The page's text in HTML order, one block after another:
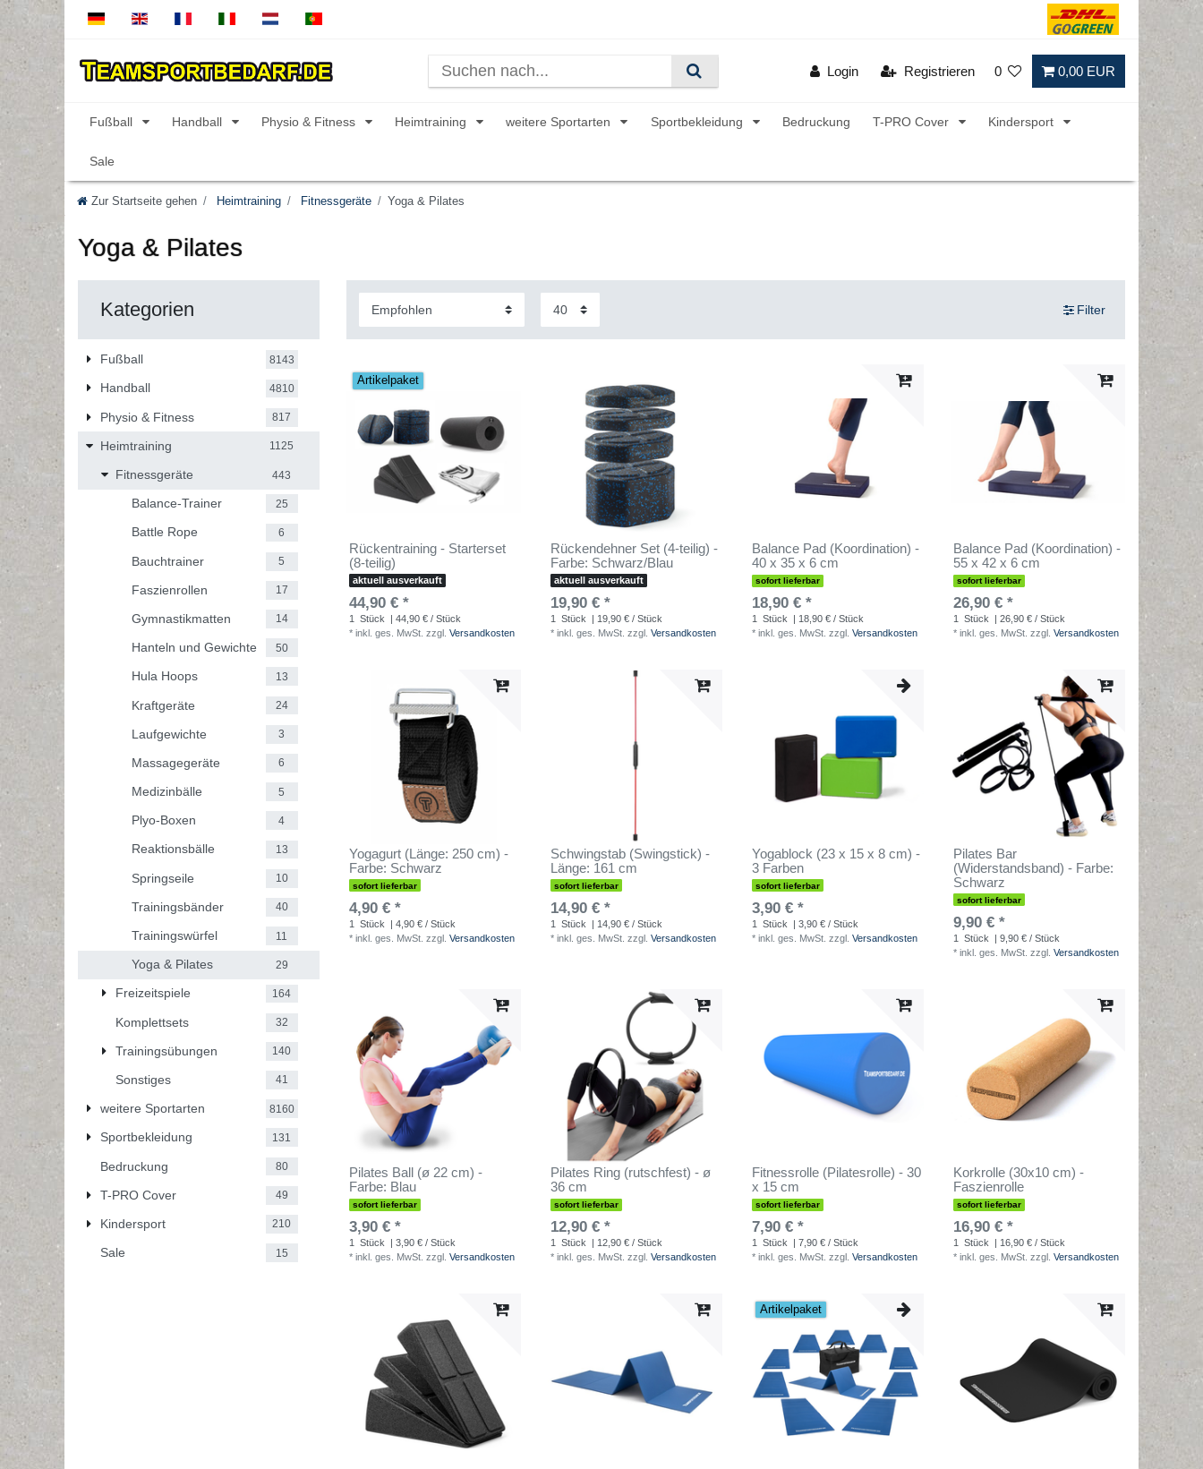
Login Registrieren 0 0,00 EUR
Fußball Handball Physio & Fitness Heimtraining weitere Sportarten Sportbekleidung Bedruckung T-PRO Cover Kindersport
Sale
Zur Startseite gehen Heimtraining Fitnessgeräte Yoga & Pilates
Yoga & Pilates
Kategorien
Fußball 8143
Handball 4810
Physio & Fitness 817
Heimtraining 1125
Fitnessgeräte 443
Balance-Trainer 25
Battle Rope 6
Bauchtrainer 5
Faszienrollen 17
Gymnastikmatten 14
Hanteln und Gewichte 50
Hula Hoops 13
Kraftgeräte 24
Laufgewichte 3
Massagegeräte 6
Medizinbälle 5
Plyo-Boxen 4
Reaktionsbälle 13
Springseile 10
Trainingsbänder 40
Trainingswürfel 11
Yoga & Pilates 29
Freizeitspiele 164
Komplettsets 32
Trainingsübungen 140
Sonstiges 41
weitere Sportarten 8160
Sportbekleidung 131
Bedruckung 80
T-PRO Cover 49
Kindersport 210
Sale 15
Filter
Artikelpaket
Rückentraining - Starterset
(8-teilig)
aktuell ausverkauft
44,90 € *
1 Stück
| 44,90 € / Stück
* inkl. ges. MwSt. zzgl. Versandkosten
Rückendehner Set (4-teilig) -
Farbe: Schwarz/Blau
aktuell ausverkauft
19,90 € *
1 Stück
| 19,90 € / Stück
* inkl. ges. MwSt. zzgl. Versandkosten
Balance Pad (Koordination) -
40 x 35 x 6 cm
sofort lieferbar
18,90 € *
1 Stück
| 18,90 € / Stück
* inkl. ges. MwSt. zzgl. Versandkosten
Balance Pad (Koordination) -
55 x 42 x 6 cm
sofort lieferbar
26,90 € *
1 Stück
| 26,90 € / Stück
* inkl. ges. MwSt. zzgl. Versandkosten
Yogagurt (Länge: 250 cm) -
Farbe: Schwarz
sofort lieferbar
4,90 € *
1 Stück
| 4,90 € / Stück
* inkl. ges. MwSt. zzgl. Versandkosten
Schwingstab (Swingstick) -
Länge: 161 cm
sofort lieferbar
14,90 € *
1 Stück
| 14,90 € / Stück
* inkl. ges. MwSt. zzgl. Versandkosten
Yogablock (23 x 15 x 8 cm) -
3 Farben
sofort lieferbar
3,90 € *
1 Stück
| 3,90 € / Stück
* inkl. ges. MwSt. zzgl. Versandkosten
Pilates Bar
(Widerstandsband) - Farbe:
Schwarz
sofort lieferbar
9,90 € *
1 Stück
| 9,90 € / Stück
* inkl. ges. MwSt. zzgl. Versandkosten
Pilates Ball (ø 22 cm) -
Farbe: Blau
sofort lieferbar
3,90 € *
1 Stück
| 3,90 € / Stück
* inkl. ges. MwSt. zzgl. Versandkosten
Pilates Ring (rutschfest) - ø
36 cm
sofort lieferbar
12,90 € *
1 Stück
| 12,90 € / Stück
* inkl. ges. MwSt. zzgl. Versandkosten
Fitnessrolle (Pilatesrolle) - 30
x 15 cm
sofort lieferbar
7,90 € *
1 Stück
| 7,90 € / Stück
* inkl. ges. MwSt. zzgl. Versandkosten
Korkrolle (30x10 cm) -
Faszienrolle
sofort lieferbar
16,90 € *
1 Stück
| 16,90 € / Stück
* inkl. ges. MwSt. zzgl. Versandkosten
Artikelpaket